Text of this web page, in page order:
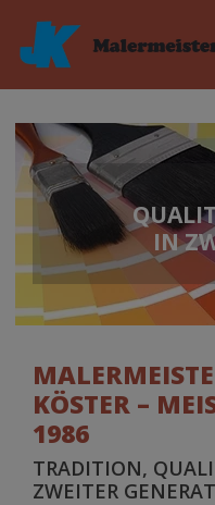
IN
KÖSTER –
1986
TRADITION,
ZWEITER